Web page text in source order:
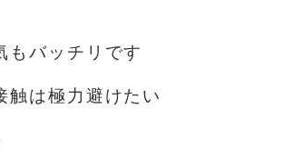
もバッチリです
触は極力避けたい